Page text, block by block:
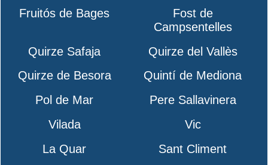
Fruitós de Bages
Fost de
Campsentelles
Quirze Safaja
Quirze del Vallès
Quirze de Besora
Quintí de Mediona
Pol de Mar
Pere Sallavinera
Vilada
Vic
La Quar
Sant Climent